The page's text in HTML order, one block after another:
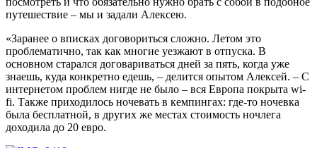
путешествие – мы и задали Алексею.
«Заранее о вписках договориться сложно. Летом это
проблематично, так как многие уезжают в отпуска. В
основном старался договариваться дней за пять, когда уже
знаешь, куда конкретно едешь, – делится опытом Алексей. – С
интернетом проблем нигде не было – вся Европа покрыта wi-
fi. Также приходилось ночевать в кемпингах: где-то ночевка
была бесплатной, в других же местах стоимость ночлега
доходила до 20 евро.